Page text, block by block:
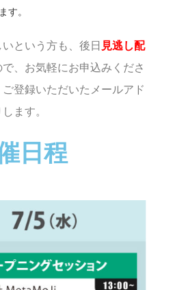
す。
という方も、後日 見逃し配
、お気軽にお申込みくださ
登録いただいたメールアド
ます。
日程